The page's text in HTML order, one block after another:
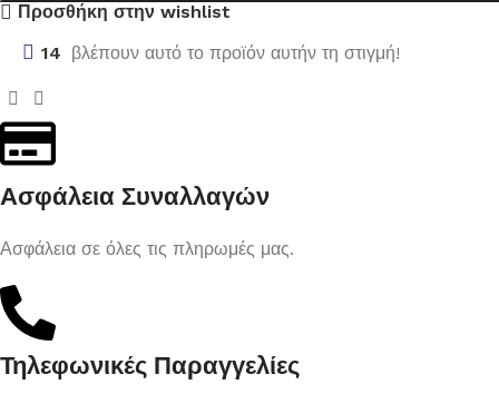
Προσθήκη στην wishlist
14 βλέπουν αυτό το προϊόν αυτήν τη στιγμή!
Ασφάλεια Συναλλαγών
Ασφάλεια σε όλες τις πληρωμές μας.
Τηλεφωνικές Παραγγελίες